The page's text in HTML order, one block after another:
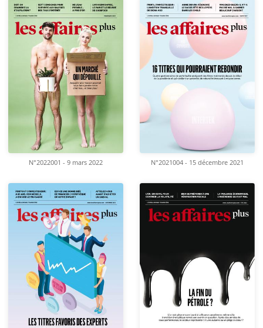
N°2022001 - 9 mars 2022 N°2021004 - 15 décembre 2021